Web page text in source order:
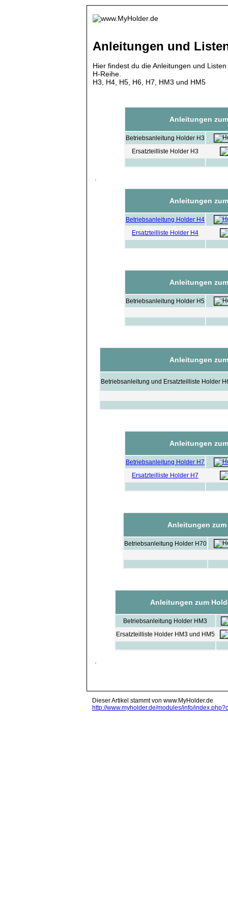
Anleitungen und
Hier findest du die Anleitungen und
H-Reihe.
H3, H4, H5, H6, H7, HM3 und HM5
Anleitungen
Betriebsanleitung Holder H3
Ersatzteilliste Holder H3
Anleitungen
Betriebsanleitung Holder H4
Ersatzteilliste Holder H4
Anleitungen
Betriebsanleitung Holder H5
Anleitungen
Betriebsanleitung und Ersatzteilliste Holder
Anleitungen
Betriebsanleitung Holder H7
Ersatzteilliste Holder H7
Anleitungen zum
Betriebsanleitung Holder H70
Anleitungen zum
Betriebsanleitung Holder HM3
Ersatzteilliste Holder HM3 und HM5
Dieser Artikel stammt von www.MyHolder.de
http://www.myholder.de/modules/info/